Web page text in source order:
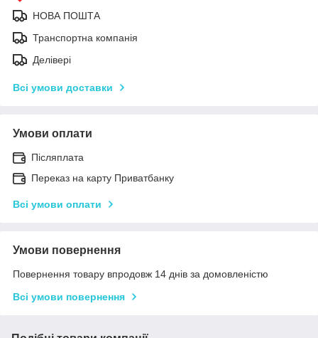
НОВА ПОШТА
Транспортна компанія
Делівері
Всі умови доставки
Умови оплати
Післяплата
Переказ на карту Приватбанку
Всі умови оплати
Умови повернення
Повернення товару впродовж 14 днів за домовленістю
Всі умови повернення